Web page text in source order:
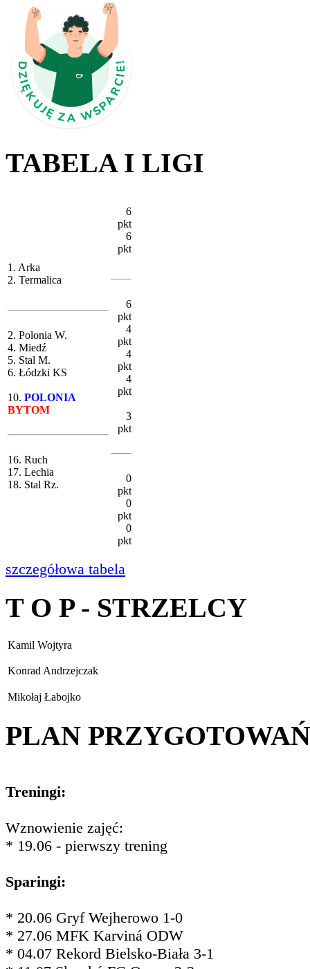
TABELA I LIGI
1. Arka
2. Termalica
2. Polonia W.
4. Miedź
5. Stal M.
6. Łódzki KS
10. POLONIA
BYTOM
16. Ruch
17. Lechia
18. Stal Rz.
6
pkt
6
pkt
6
pkt
4
pkt
4
pkt
4
pkt
3
pkt
0
pkt
0
pkt
0
pkt
szczegółowa tabela
T O P - STRZELCY
Kamil Wojtyra
Konrad Andrzejczak
Mikołaj Łabojko
PLAN PRZYGOTOWAŃ
Treningi:
Wznowienie zajęć:
* 19.06 - pierwszy trening
Sparingi:
* 20.06 Gryf Wejherowo 1-0
* 27.06 MFK Karviná ODW
* 04.07 Rekord Bielsko-Biała 3-1